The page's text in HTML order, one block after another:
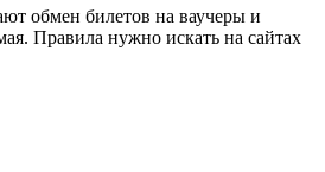
обмен билетов на ваучеры и
Правила нужно искать на сайтах